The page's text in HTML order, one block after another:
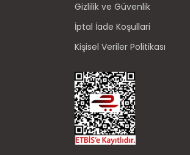
Gizlilik ve Güvenlik
İptal İade Koşullari
Kişisel Veriler Politikası